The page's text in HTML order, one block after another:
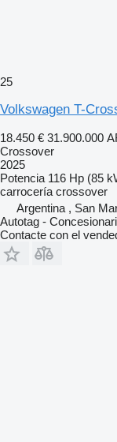
25
Volkswagen T-
18.450 € 31.900.000
Crossover
2025
Potencia 116 Hp (85
carrocería crossover
Argentina , San
Autotag -
Contacte con el